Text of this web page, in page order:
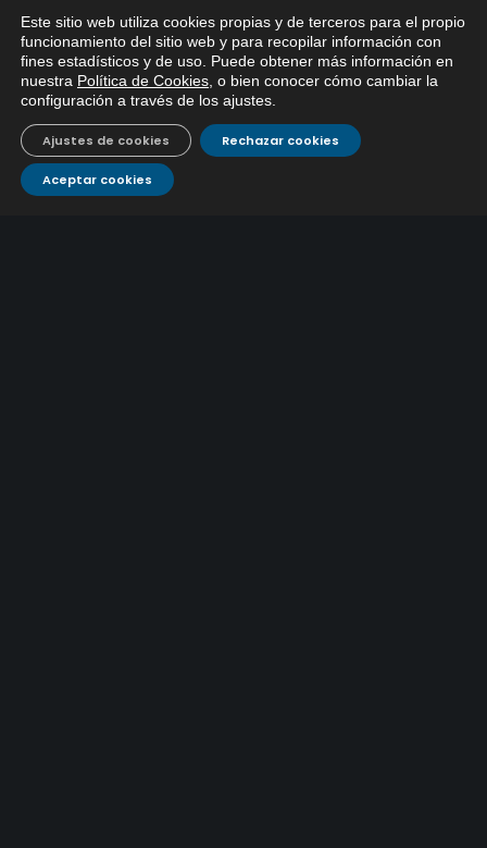
Caracterización ZA Córdoba Red Quemadas- 1ª Sem
2026
9 julio, 2026
Caracterización ZA Córdoba Red Carrera Caballo-1º
Sem 2026
9 julio, 2026
Caracterización ZA Medina Azahara-1º Sem 2026
Este sitio web utiliza cookies propias y de terceros para el propio
funcionamiento del sitio web y para recopilar información con
fines estadísticos y de uso. Puede obtener más información en
nuestra Política de Cookies , o bien conocer cómo cambiar la
configuración a través de los ajustes
Aceptar cookies
Rechazar cookies
Ajustes de cookies
Si tiene cualquier duda sobre
EMACSA, haga click abajo.